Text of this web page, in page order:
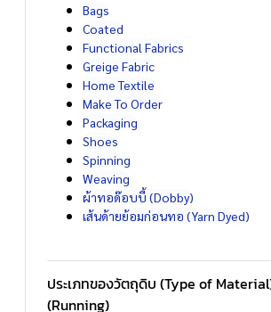
Bags
Coated
Functional Fabrics
Greige Fabric
Home Textile
Make To Order
Packaging
Shoes
Spinning
Weaving
ผ้าทอด๊อบบี้ (Dobby)
เส้นด้ายย้อมก่อนทอ (Yarn Dyed)
ประเภทของวัตถุดิบ (Type of
(Running)